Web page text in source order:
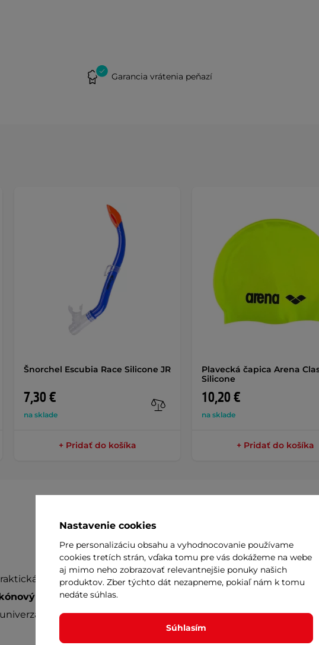
Garancia vrátenia peňazí
Šnorchel Escubia Race Silicone JR
7,30 €
na sklade
+ Pridať do košíka
Plavecká čapica Arena
Silicone
10,20 €
na sklade
+ Pridať do košíka
plavecká čiapkapre deti vhodná na
materiálje odolný a vydrží aj maximálny
veľkosť, takže je vhodná pre všetkých
Vaša
Nastavenie cookies
Pre personalizáciu obsahu a vyhodnocovanie používame
cookies tretích strán, vďaka tomu pre vás dokážeme na webe
aj mimo neho zobrazovať relevantnejšie ponuky našich
produktov. Zber týchto dát nezapneme, pokiaľ nám k tomu
nedáte súhlas.
Súhlasím